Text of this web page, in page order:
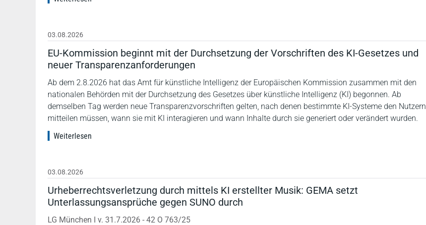
03.08.2026
EU-Kommission beginnt mit der Durchsetzung der Vorschriften des KI-Gesetzes und
neuer Transparenzanforderungen
Ab dem 2.8.2026 hat das Amt für künstliche Intelligenz der Europäischen Kommission zusammen mit den
nationalen Behörden mit der Durchsetzung des Gesetzes über künstliche Intelligenz (KI) begonnen. Ab
demselben Tag werden neue Transparenzvorschriften gelten, nach denen bestimmte KI-Systeme den Nutzern
mitteilen müssen, wann sie mit KI interagieren und wann Inhalte durch sie generiert oder verändert wurden.
Weiterlesen
03.08.2026
Urheberrechtsverletzung durch mittels KI erstellter Musik: GEMA setzt
Unterlassungsansprüche gegen SUNO durch
LG München I v. 31.7.2026 - 42 O 763/25